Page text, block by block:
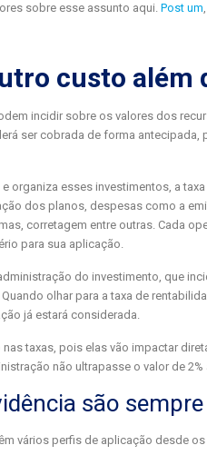
sobre esse assunto aqui. Post um,
custo além
incidir sobre os valores dos
ser cobrada de forma
organiza esses investimentos, a
dos planos, despesas como a
corretagem entre outras. Cada
para sua aplicação.
do investimento, que
olhar para a taxa de
já estará considerada.
taxas, pois elas vão impactar
não ultrapasse o valor de 2%
são
vários perfis de aplicação desde